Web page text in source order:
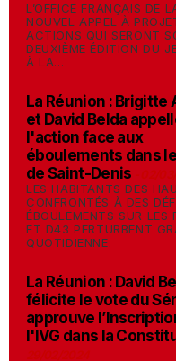
L’OFFICE FRANÇAIS DE
NOUVEL APPEL À
ACTIONS QUI SERONT
DEUXIÈME ÉDITION DU
À LA...
La Réunion : Brigitte
et David Belda
l'action face aux
éboulements dans
de Saint-Denis
LES HABITANTS DES
CONFRONTÉS À DES
ÉBOULEMENTS SUR LES
ET D43 PERTURBENT
QUOTIDIENNE.
La Réunion : David
félicite le vote du
approuve
l'IVG dans la